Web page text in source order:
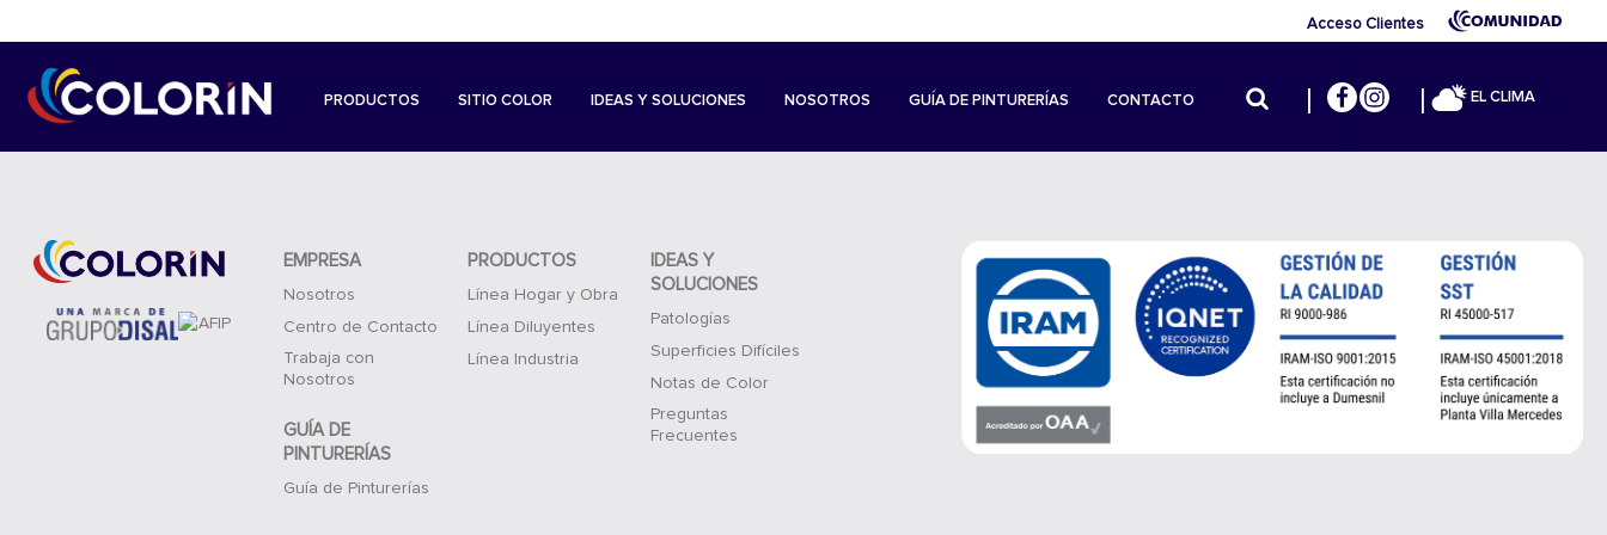
Acceso Clientes
PRODUCTOS SITIO COLOR IDEAS Y SOLUCIONES NOSOTROS GUÍA DE PINTURERÍAS CONTACTO EL CLIMA
EMPRESA
Nosotros
Centro de Contacto
Trabaja con
Nosotros
GUÍA DE
PINTURERÍAS
Guía de Pinturerías
PRODUCTOS
Línea Hogar y Obra
Línea Diluyentes
Línea Industria
IDEAS Y
SOLUCIONES
Patologías
Superficies Difíciles
Notas de Color
Preguntas
Frecuentes